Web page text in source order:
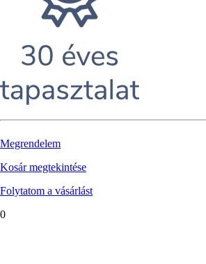
Megrendelem
Kosár megtekintése
Folytatom a vásárlást
0